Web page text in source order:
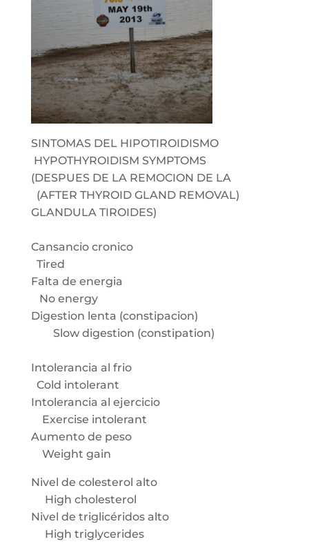
SINTOMAS DEL HIPOTIROIDISMO
HYPOTHYROIDISM SYMPTOMS
(DESPUES DE LA REMOCION DE LA
(AFTER THYROID GLAND REMOVAL)
GLANDULA TIROIDES)
Cansancio cronico
Tired
Falta de energia
No energy
Digestion lenta (constipacion)
Slow digestion (constipation)
Intolerancia al frio
Cold intolerant
Intolerancia al ejercicio
Exercise intolerant
Aumento de peso
Weight gain
Nivel de colesterol alto
High cholesterol
Nivel de triglicéridos alto
High triglycerides